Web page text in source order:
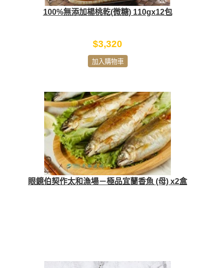
100%無添加楊桃乾(微糖) 110gx12包
$3,320
加入購物車
眼鏡伯契作太和漁場－極品宜蘭香魚 (母) x2盒